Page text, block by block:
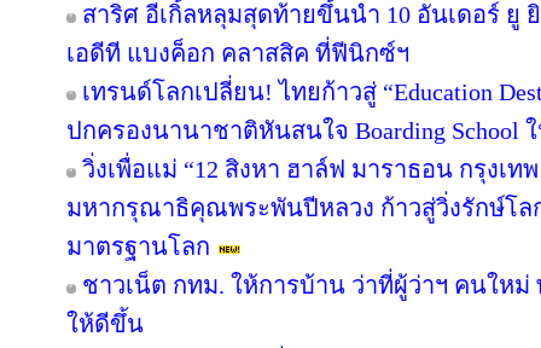
สาริศ อีเกิ้ลหลุมสุดท้ายขึ้นนำ 10 อันเดอร์ ยู
เอดีที แบงค็อก คลาสสิค ที่ฟีนิกซ์ฯ
เทรนด์โลกเปลี่ยน! ไทยก้าวสู่ “Education
ปกครองนานาชาติหันสนใจ Boarding School
วิ่งเพื่อแม่ “12 สิงหา ฮาล์ฟ มาราธอน กรุงเท
มหากรุณาธิคุณพระพันปีหลวง ก้าวสู่วิ่งรักษ์โ
มาตรฐานโลก
ชาวเน็ต กทม. ให้การบ้าน ว่าที่ผู้ว่าฯ คนให
ให้ดีขึ้น